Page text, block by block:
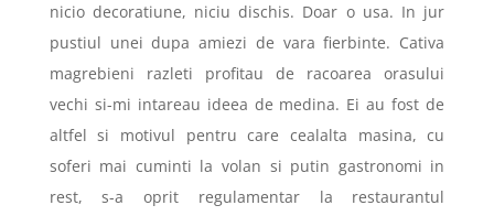
nicio decoratiune, niciu dischis. Doar o usa. In jur
pustiul unei dupa amiezi de vara fierbinte. Cativa
magrebieni razleti profitau de racoarea orasului
vechi si-mi intareau ideea de medina. Ei au fost de
altfel si motivul pentru care cealalta masina, cu
soferi mai cuminti la volan si putin gastronomi in
rest, s-a oprit regulamentar la restaurantul